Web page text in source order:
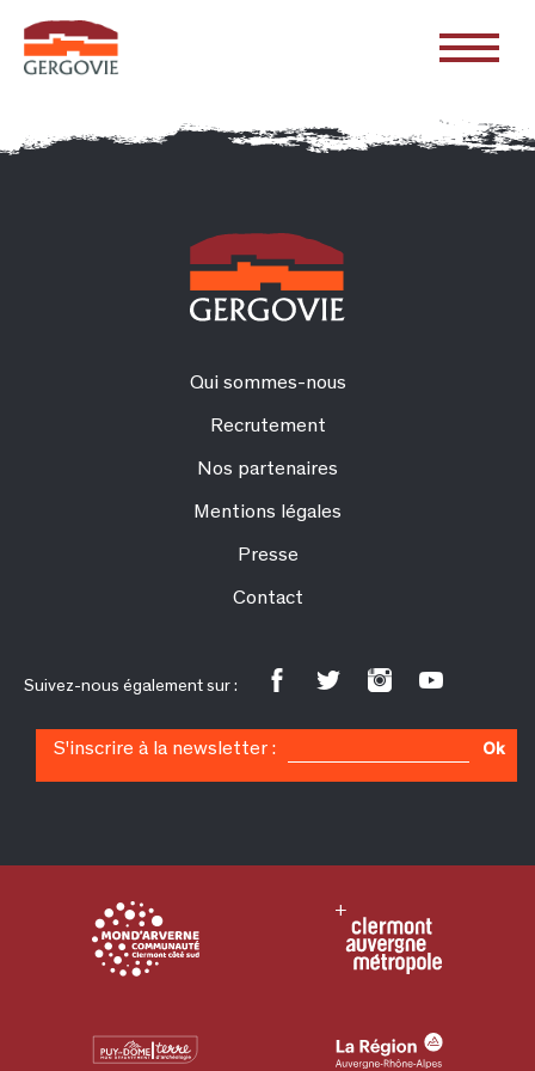
Qui sommes-nous
Recrutement
Nos partenaires
Mentions légales
Presse
Contact
Suivez-nous également sur :
S'inscrire à la newsletter : Ok